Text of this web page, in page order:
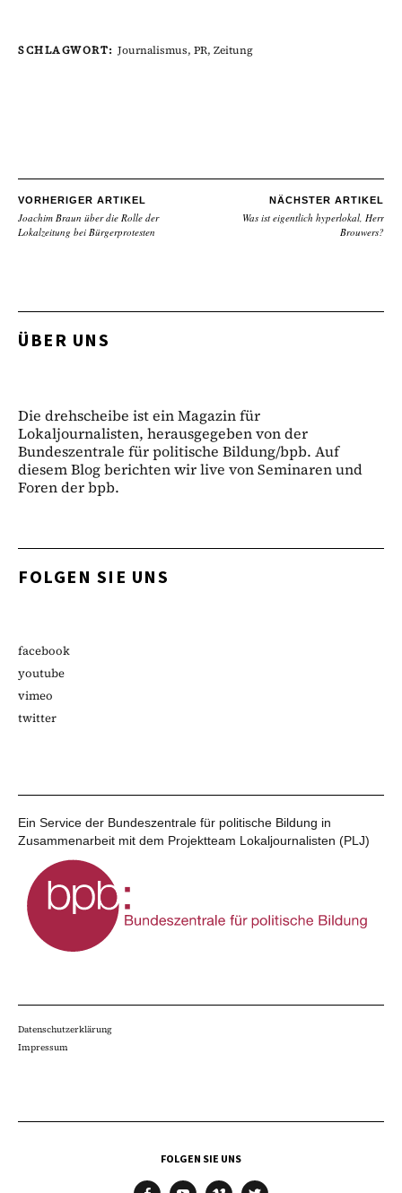
SCHLAGWORT: Journalismus, PR, Zeitung
VORHERIGER ARTIKEL
Joachim Braun über die Rolle der
Lokalzeitung bei Bürgerprotesten
NÄCHSTER ARTIKEL
Was ist eigentlich hyperlokal, Herr
Brouwers?
ÜBER UNS
Die drehscheibe ist ein Magazin für
Lokaljournalisten, herausgegeben von der
Bundeszentrale für politische Bildung/bpb. Auf
diesem Blog berichten wir live von Seminaren und
Foren der bpb.
FOLGEN SIE UNS
facebook
youtube
vimeo
twitter
Ein Service der Bundeszentrale für politische Bildung in
Zusammenarbeit mit dem Projektteam Lokaljournalisten (PLJ)
Datenschutzerklärung
Impressum
FOLGEN SIE UNS